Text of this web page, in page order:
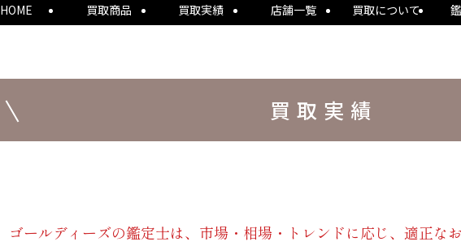
HOME 買取商品 買取実績 店舗一覧 買取について
買取実績
ゴールディーズの鑑定士は、市場・相場・トレンドに応じ、 適正な